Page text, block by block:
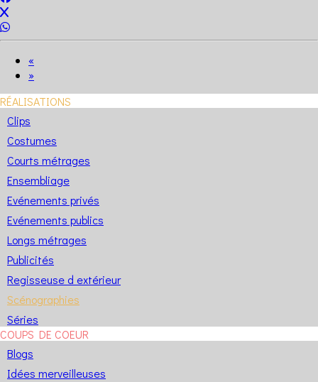
«
»
RÉALISATIONS
Clips
Costumes
Courts métrages
Ensembliage
Evénements privés
Evénements publics
Longs métrages
Publicités
Regisseuse d extérieur
Scénographies
Séries
COUPS DE COEUR
Blogs
Idées merveilleuses